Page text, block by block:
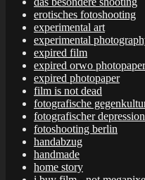
erotisches fotoshooting
experimental art
experimental
expired film
expired orwo photopaper
expired photopaper
film is not dead
fotografische
fotografischer
fotoshooting berlin
handabzug
handmade
home story